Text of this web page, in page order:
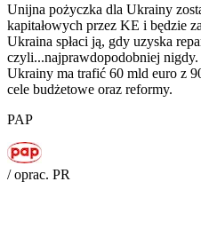
Unijna pożyczka dla Ukrainy
kapitałowych przez KE i będzie
Ukraina spłaci ją, gdy uzyska
czyli...najprawdopodobniej
Ukrainy ma trafić 60 mld euro z
cele budżetowe oraz reformy.
PAP
/ oprac. PR